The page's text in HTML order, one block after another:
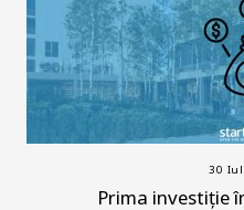
30
Prima investiție